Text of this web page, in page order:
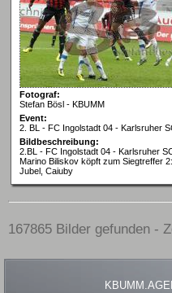
Fotograf:
Stefan Bösl - KBUMM
Event:
2. BL - FC Ingolstadt 04 - Karlsruher
Bildbeschreibung:
2.BL - FC Ingolstadt 04 - Karlsruher
Marino Biliskov köpft zum Siegtreffer
Jubel, Caiuby
167865 Bilder gefunden -